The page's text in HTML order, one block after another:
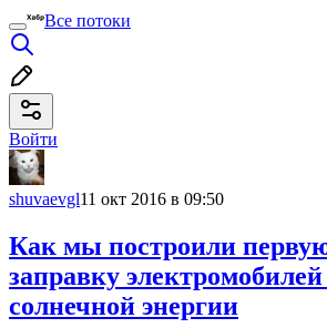
Все потоки
Войти
shuvaevgl11 окт 2016 в 09:50
Как мы построили
заправку электромобилей
солнечной энергии